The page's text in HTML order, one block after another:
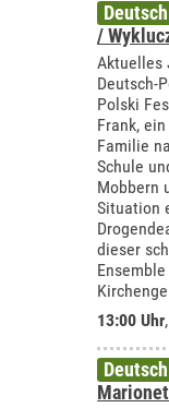
/
Aktuelles
Deutsch-
Polski
Frank,
Familie
Schule
Mobbern
Situation
dieser
13:00 Uhr,